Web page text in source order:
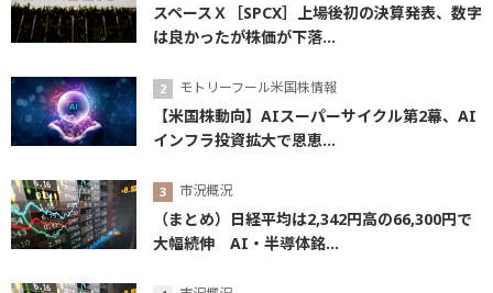
スペースＸ［SPCX］上場後初の決算発表、数字
は良かったが株価が下落...
モトリーフール米国株情報
【米国株動向】AIスーパーサイクル第2幕、AI
インフラ投資拡大で恩恵...
市況概況
（まとめ）日経平均は2,342円高の66,300円で
大幅続伸 AI・半導体銘...